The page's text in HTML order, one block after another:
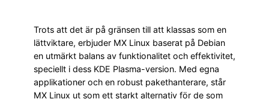
Trots att det är på gränsen till att klassas som en
lättviktare, erbjuder MX Linux baserat på Debian
en utmärkt balans av funktionalitet och effektivitet,
speciellt i dess KDE Plasma-version. Med egna
applikationer och en robust pakethanterare, står
MX Linux ut som ett starkt alternativ för de som